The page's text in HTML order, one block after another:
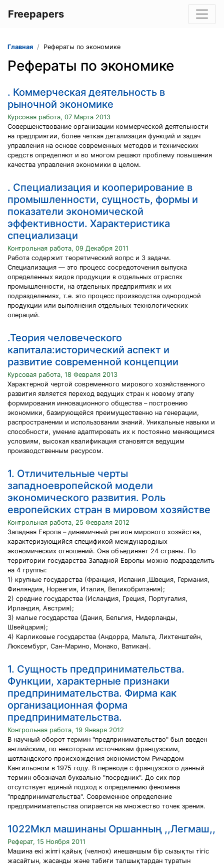
Freepapers
Главная Рефераты по экономике
Рефераты по экономике
. Коммерческая деятельность в
рыночной экономике
Курсовая работа, 07 Марта 2013
Совершенствование организации коммерческой деятельности
на предприятии, более четкая детализация функций и задач
управления на основе современных методов и технических
средств определяют и во многом решают проблему повышения
качества управления экономики в целом.
. Специализация и кооперирование в
промышленности, сущность, формы и
показатели экономической
эффективности. Характеристика
специализаци
Контрольная работа, 09 Декабря 2011
Работа содержит теоретический вопрс и 3 задачи.
Специализация — это процесс сосредоточения выпуска
определенных видов продукции в отдельных отраслях
промышленности, на отдельных предприятиях и их
подразделениях, т.е. это процесс производства однородной
продукции или выполнения отдельных технологических
операций.
.Теория человеческого
капитала:исторический аспект и
развитие современной концепции
Курсовая работа, 18 Февраля 2013
Характерной чертой современного мирового хозяйственного
развития является переход ведущих стран к новому этапу
формирования инновационного общества – построению
экономики, базирующейся преимущественно на генерации,
распространении и использовании знаний. Уникальные навыки и
способности, умение адаптировать их к постоянно меняющимся
условиям, высокая квалификация становятся ведущим
производственным ресурсом.
1. Отличительные черты
западноевропейской модели
экономического развития. Роль
европейских стран в мировом хозяйстве
Контрольная работа, 25 Февраля 2012
Западная Европа – динамичный регион мирового хозяйства,
характеризующийся спецификой международных
экономических отношений. Она объединяет 24 страны. По
территории государства Западной Европы можно подразделить
на 4 группы:
1) крупные государства (Франция, Испания ,Швеция, Германия,
Финляндия, Норвегия, Италия, Великобритания);
2) средние государства (Исландия, Греция, Португалия,
Ирландия, Австрия);
3) малые государства (Дания, Бельгия, Нидерланды,
Швейцария);
4) Карликовые государства (Андорра, Мальта, Лихтенштейн,
Люксембург, Сан-Марино, Монако, Ватикан).
1. Сущность предпринимательства.
Функции, характерные признаки
предпринимательства. Фирма как
организационная форма
предпринимательства.
Контрольная работа, 19 Января 2012
В научный оборот термин "предпринимательство" был введен
английским, по некоторым источникам французским,
шотландского происхождения экономистом Ричардом
Кантильоном в 1975 году. В переводе с французского данный
термин обозначал буквально "посредник". До сих пор
отсутствует единый подход к определению феномена
"предпринимательства". Современное определение
предпринимательства опирается на множество точек зрения.
1022Мкл машинаны Оршанның ,,Легмаш,,
Реферат, 15 Ноября 2011
Машина екі жіпті қайық (челнок) инешаншым бір сызықты тігіс
жасайтын, жасанды және табиғи талшықтардан тұратын